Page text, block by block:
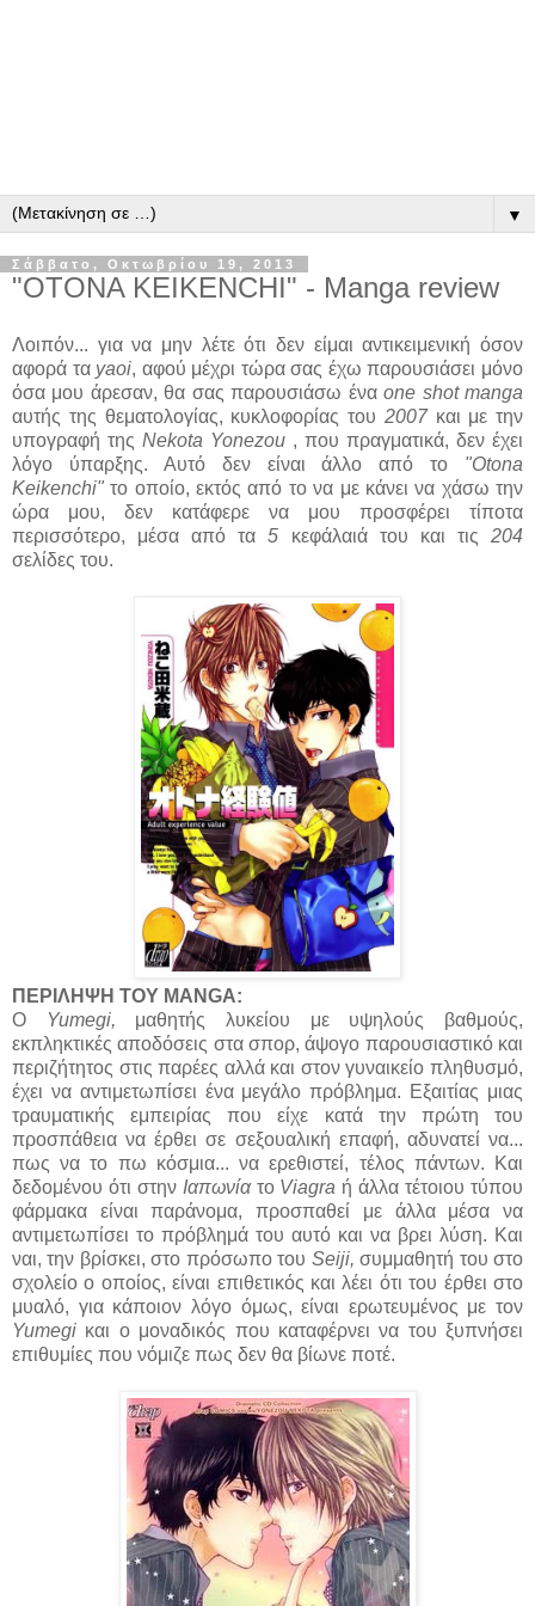
▼
Σάββατο, Οκτωβρίου 19, 2013
"OTONA KEIKENCHI" - Manga review
Λοιπόν... για να μην λέτε ότι δεν είμαι αντικειμενική όσον
αφορά τα yaoi, αφού μέχρι τώρα σας έχω παρουσιάσει μόνο
όσα μου άρεσαν, θα σας παρουσιάσω έναone shot manga
αυτής της θεματολογίας, κυκλοφορίας του 2007 και με την
υπογραφή της Nekota Yonezou , που πραγματικά, δεν έχει
λόγο ύπαρξης. Αυτό δεν είναι άλλο από το "Otona
Keikenchi"το οποίο, εκτός από το να με κάνει να χάσω την
ώρα μου, δεν κατάφερε να μου προσφέρει τίποτα
περισσότερο, μέσα από τα5 κεφάλαιά του και τις 204
σελίδες του.
ΠΕΡΙΛΗΨΗ ΤΟΥ MANGA:
Ο
Yumegi, μαθητής λυκείου με υψηλούς βαθμούς,
εκπληκτικές αποδόσεις στα σπορ, άψογο παρουσιαστικό και
περιζήτητος στις παρέες αλλά και στον γυναικείο πληθυσμό,
έχει να αντιμετωπίσει ένα μεγάλο πρόβλημα. Εξαιτίας μιας
τραυματικής εμπειρίας που είχε κατά την πρώτη του
προσπάθεια να έρθει σε σεξουαλική επαφή, αδυνατεί να...
πως να το πω κόσμια... να ερεθιστεί, τέλος πάντων. Και
δεδομένου ότι στην Ιαπωνίατο Viagra ή άλλα τέτοιου τύπου
φάρμακα είναι παράνομα, προσπαθεί με άλλα μέσα να
αντιμετωπίσει το πρόβλημά του αυτό και να βρει λύση. Και
ναι, την βρίσκει, στο πρόσωπο του Seiji,συμμαθητή του στο
σχολείο ο οποίος, είναι επιθετικός και λέει ότι του έρθει στο
μυαλό, για κάποιον λόγο όμως, είναι ερωτευμένος με τον
Yumegi και ο μοναδικός που καταφέρνει να του ξυπνήσει
επιθυμίες που νόμιζε πως δεν θα βίωνε ποτέ.